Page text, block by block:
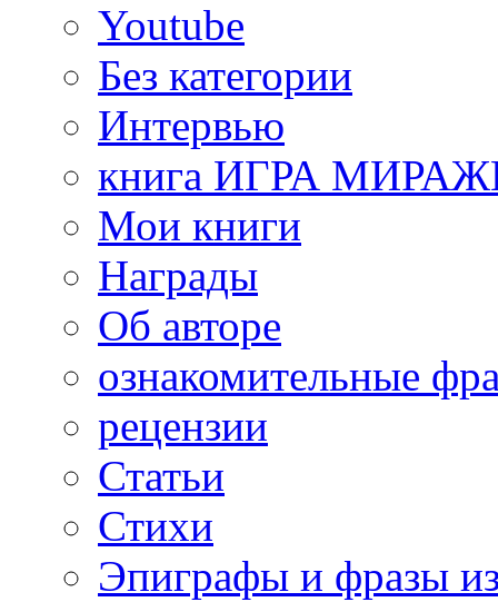
Youtube
Без категории
Интервью
книга ИГРА
Мои книги
Награды
Об авторе
ознакомительные
рецензии
Статьи
Стихи
Эпиграфы и фразы